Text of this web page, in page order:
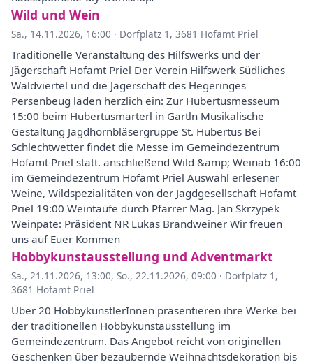
Wild und Wein
Sa., 14.11.2026, 16:00 · Dorfplatz 1, 3681 Hofamt Priel
Traditionelle Veranstaltung des Hilfswerks und der
Jägerschaft Hofamt Priel Der Verein Hilfswerk Südliches
Waldviertel und die Jägerschaft des Hegeringes
Persenbeug laden herzlich ein: Zur Hubertusmesseum
15:00 beim Hubertusmarterl in Gartln Musikalische
Gestaltung Jagdhornbläsergruppe St. Hubertus Bei
Schlechtwetter findet die Messe im Gemeindezentrum
Hofamt Priel statt. anschließend Wild &amp; Weinab 16:00
im Gemeindezentrum Hofamt Priel Auswahl erlesener
Weine, Wildspezialitäten von der Jagdgesellschaft Hofamt
Priel 19:00 Weintaufe durch Pfarrer Mag. Jan Skrzypek
Weinpate: Präsident NR Lukas Brandweiner Wir freuen
uns auf Euer Kommen
Hobbykunstausstellung und Adventmarkt
Sa., 21.11.2026, 13:00, So., 22.11.2026, 09:00 · Dorfplatz 1,
3681 Hofamt Priel
Über 20 HobbykünstlerInnen präsentieren ihre Werke bei
der traditionellen Hobbykunstausstellung im
Gemeindezentrum. Das Angebot reicht von originellen
Geschenken über bezaubernde Weihnachtsdekoration bis